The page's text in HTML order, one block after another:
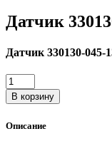
Датчик
Датчик 330130-045-
Количество
товара
Датчик
045-
В корзину
Описание